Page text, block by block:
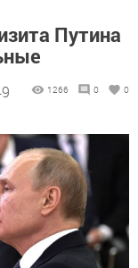
Путина
1266 0 0